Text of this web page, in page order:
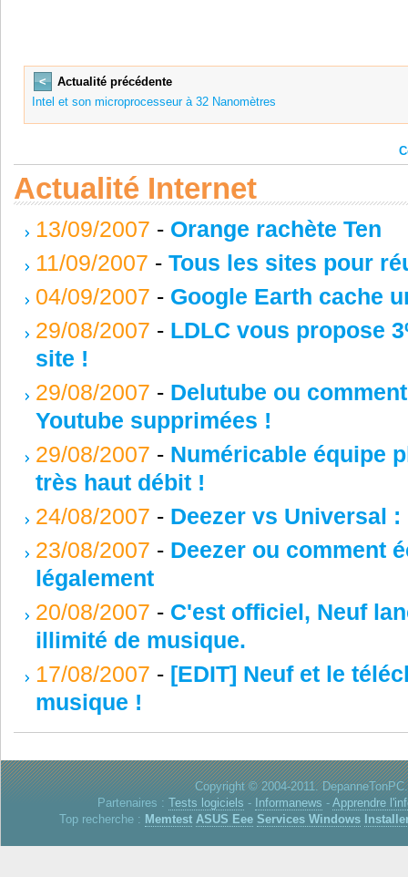
<
Actualité précédente
Intel et son microprocesseur à 32 Nanomètres
Actualité Internet
13/09/2007 - Orange rachète Ten
11/09/2007 - Tous les sites pour
04/09/2007 - Google Earth cache
29/08/2007 - LDLC vous propose
site !
29/08/2007 - Delutube ou
Youtube supprimées !
29/08/2007 - Numéricable équipe
très haut débit !
24/08/2007 - Deezer vs Universal
23/08/2007 - Deezer ou comment
légalement
20/08/2007 - C'est officiel, Neuf
illimité de musique.
17/08/2007 - [EDIT] Neuf et le
musique !
Copyright © 2004-2011.
Partenaires : Tests logiciels - Informanews - Apprendre
Top recherche : Memtest ASUS Eee Services Windows